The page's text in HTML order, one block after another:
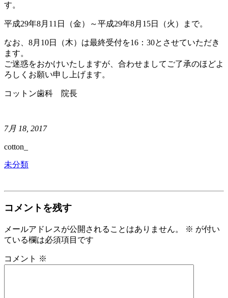
す。
平成29年8月11日（金）～平成29年8月15日（火）まで。
なお、8月10日（木）は最終受付を16：30とさせていただき
ます。
ご迷惑をおかけいたしますが、合わせましてご了承のほどよ
ろしくお願い申し上げます。
コットン歯科 院長
7月 18, 2017
cotton_
未分類
コメントを残す
メールアドレスが公開されることはありません。 ※ が付い
ている欄は必須項目です
コメント ※